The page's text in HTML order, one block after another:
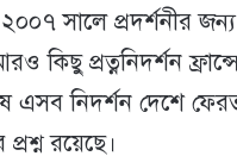
সালে প্রদর্শনীর
কিছু প্রত্ননিদর্শন
এসব নিদর্শন দেশে
প্রশ্ন রয়েছে।